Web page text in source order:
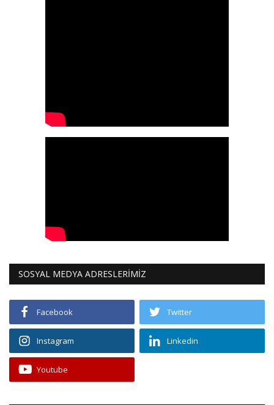
SOSYAL MEDYA ADRESLERİMİZ
Facebook Twitter
Instagram Linkedin
Youtube